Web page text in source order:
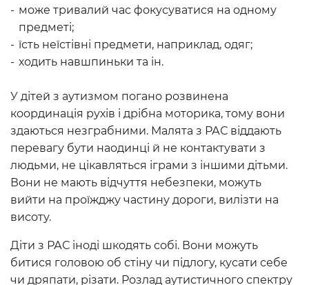
може тривалий час фокусуватися на одному
предметі;
їсть неїстівні предмети, наприклад, одяг;
ходить навшпиньки та ін.
У дітей з аутизмом погано розвинена
координація рухів і дрібна моторика, тому вони
здаються незграбними. Малята з РАС віддають
перевагу бути наодинці й не контактувати з
людьми, не цікавляться іграми з іншими дітьми.
Вони не мають відчуття небезпеки, можуть
вийти на проїжджу частину дороги, вилізти на
висоту.
Діти з РАС іноді шкодять собі. Вони можуть
битися головою об стіну чи підлогу, кусати себе
чи дряпати, різати. Розлад аутистичного спектру